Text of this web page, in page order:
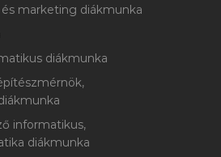
marketing diákmunka
diákmunka
informatikus,
diákmunka